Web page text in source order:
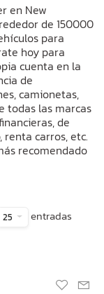
en New
de 150000
para
hoy para
cuenta en la
de
camionetas,
todas las marcas
de
renta carros, etc.
recomendado
25 entradas